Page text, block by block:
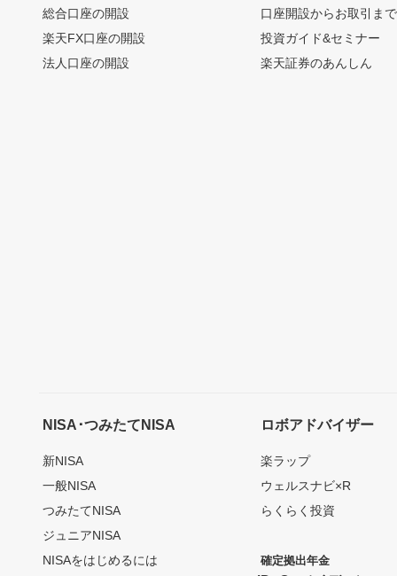
総合口座の開設
楽天FX口座の開設
法人口座の開設
口座開設からお取引ま
投資ガイド&セミナー
楽天証券のあんしん
NISA･つみたてNISA
新NISA
一般NISA
つみたてNISA
ジュニアNISA
NISAをはじめるには
ロボアドバイザー
楽ラップ
ウェルスナビ×R
らくらく投資
確定拠出年金